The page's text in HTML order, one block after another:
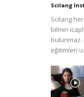
Scilang
Scilang
bilmin
bulunmaz.
eğitimleri